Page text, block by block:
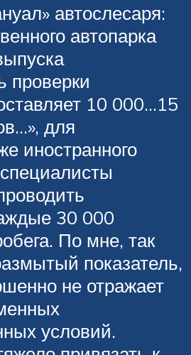
автослесаря:
автопарка
проверки
10 000…15
для
иностранного
30 000
По мне, так
показатель,
не отражает
условий.